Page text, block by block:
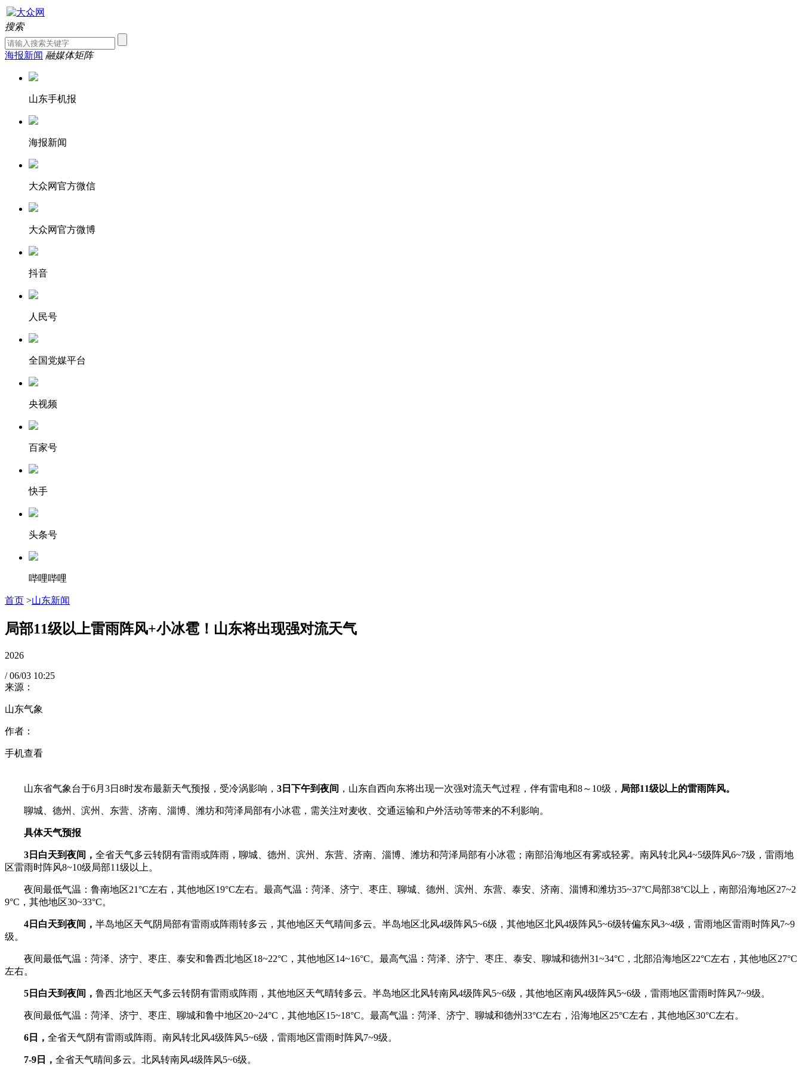
搜索
海报新闻 融媒体矩阵
山东手机报
海报新闻
大众网官方微信
大众网官方微博
抖音
人民号
全国党媒平台
央视频
百家号
快手
头条号
哔哩哔哩
首页 >山东新闻
局部11级以上雷雨阵风+小冰雹！山东将出现强对流天气
2026
/ 06/03 10:25
来源：
山东气象
作者：
手机查看
山东省气象台于6月3日8时发布最新天气预报，受冷涡影响， 3日下午到夜间 ，山东自西向东将出现一次强对流天气过程，伴有雷电和8～10级， 局部11级以上的雷雨阵风。
聊城、德州、滨州、东营、济南、淄博、潍坊和菏泽局部有小冰雹，需关注对麦收、交通运输和户外活动等带来的不利影响。
具体天气预报
3日白天到夜间， 全省天气多云转阴有雷雨或阵雨，聊城、德州、滨州、东营、济南、淄博、潍坊和菏泽局部有小冰雹；南部沿海地区有雾或轻雾。南风转北风4~5级阵风6~7级，雷雨地
区雷雨时阵风8~10级局部11级以上。
夜间最低气温：鲁南地区21°C左右，其他地区19°C左右。最高气温：菏泽、济宁、枣庄、聊城、德州、滨州、东营、泰安、济南、淄博和潍坊35~37°C局部38°C以上，南部沿海地区27~2
9°C，其他地区30~33°C。
4日白天到夜间， 半岛地区天气阴局部有雷雨或阵雨转多云，其他地区天气晴间多云。半岛地区北风4级阵风5~6级，其他地区北风4级阵风5~6级转偏东风3~4级，雷雨地区雷雨时阵风7~9
级。
夜间最低气温：菏泽、济宁、枣庄、泰安和鲁西北地区18~22°C，其他地区14~16°C。最高气温：菏泽、济宁、枣庄、泰安、聊城和德州31~34°C，北部沿海地区22°C左右，其他地区27°C
左右。
5日白天到夜间， 鲁西北地区天气多云转阴有雷雨或阵雨，其他地区天气晴转多云。半岛地区北风转南风4级阵风5~6级，其他地区南风4级阵风5~6级，雷雨地区雷雨时阵风7~9级。
夜间最低气温：菏泽、济宁、枣庄、聊城和鲁中地区20~24°C，其他地区15~18°C。最高气温：菏泽、济宁、聊城和德州33°C左右，沿海地区25°C左右，其他地区30°C左右。
6日， 全省天气阴有雷雨或阵雨。南风转北风4级阵风5~6级，雷雨地区雷雨时阵风7~9级。
7-9日， 全省天气晴间多云。北风转南风4级阵风5~6级。